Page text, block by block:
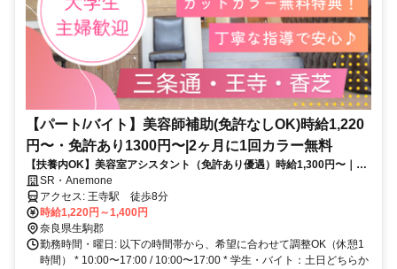
【パート/バイト】美容師補助(免許なしOK)時給1,220
円〜・免許あり1300円〜|2ヶ月に1回カラー無料
【扶養内OK】美容室アシスタント（免許あり優遇）時給1,300円〜｜営
業時間内レッスン
SR・Anemone
アクセス: 王寺駅 徒歩8分
時給1,220円～1,400円
奈良県生駒郡
勤務時間・曜日: 以下の時間帯から、希望に合わせて調整OK（休憩1
時間） * 10:00〜17:00 / 10:00〜17:00 * 学生・バイト：土日どちらか